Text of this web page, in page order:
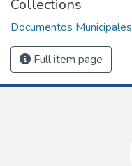
Collections
Documentos Municipales
Full item page